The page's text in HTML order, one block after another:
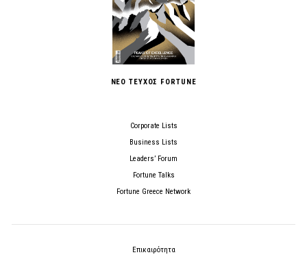
ΝΕΟ ΤΕΥΧΟΣ FORTUNE
Corporate Lists
Business Lists
Leaders’ Forum
Fortune Talks
Fortune Greece Network
Επικαιρότητα